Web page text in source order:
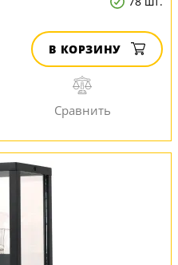
В КОРЗИНУ